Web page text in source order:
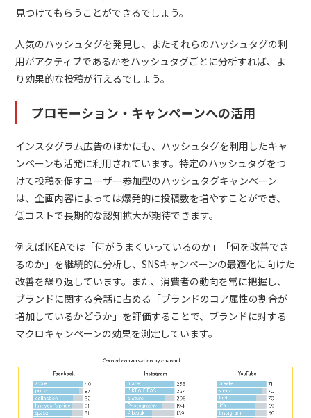
見つけてもらうことができるでしょう。
人気のハッシュタグを発見し、またそれらのハッシュタグの利
用がアクティブであるかをハッシュタグごとに分析すれば、よ
り効果的な投稿が行えるでしょう。
プロモーション・キャンペーンへの活用
インスタグラム広告のほかにも、ハッシュタグを利用したキャ
ンペーンも活発に利用されています。特定のハッシュタグをつ
けて投稿を促すユーザー参加型のハッシュタグキャンペーン
は、企画内容によっては爆発的に投稿数を増やすことができ、
低コストで長期的な認知拡大が期待できます。
例えばIKEAでは「何がうまくいっているのか」「何を改善でき
るのか」を継続的に分析し、SNSキャンペーンの最適化に向けた
改善を繰り返しています。また、消費者の動向を常に把握し、
ブランドに関する会話に占める「ブランドのコア属性の割合が
増加しているかどうか」を評価することで、ブランドに対する
マクロキャンペーンの効果を測定しています。